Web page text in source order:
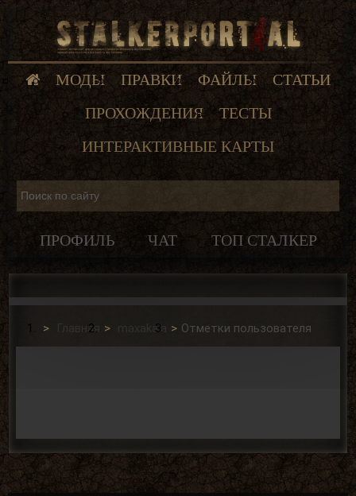
МОДЫ ПРАВКИ ФАЙЛЫ
СТАТЬИ
ПРОХОЖДЕНИЯ
ТЕСТЫ
ИНТЕРАКТИВНЫЕ КАРТЫ
ПРОФИЛЬ ЧАТ ТОП СТАЛКЕР
Главная maxakala Отметки пользователя